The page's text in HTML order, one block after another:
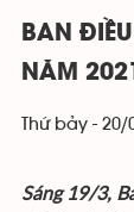
BAN
NĂM 2021
Thứ bảy -
Sáng 19/3,